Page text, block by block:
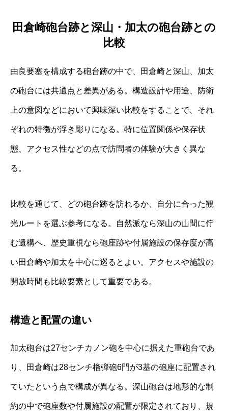
田倉崎砲台跡と深山・加太の砲台跡との
比較
由良要塞を構成する砲台跡の中で、田倉崎と深山、加太
の砲台には共通点と差異がある。構造設計や用途、防衛
上の意図などにおいて興味深い比較をすることで、それ
ぞれの特徴が浮き彫りになる。特に位置関係や保存状
態、アクセス性などの点で訪問者の体験が大きく異な
る。
比較を通じて、どの砲台跡を訪れるか、自分に合った観
光ルートを選ぶ参考になる。自然派なら深山の山間に佇
む遺構へ、歴史重視なら砲座跡や付属施設の保存度が高
い田倉崎や加太を中心に巡るとよい。アクセスや施設の
開放時間も比較要素として重要である。
構造と配置の違い
加太砲台は27センチカノン砲を中心に据えた重砲台であ
り、田倉崎は28センチ榴弾砲6門が3基の砲座に配置され
ていたという点で構成が異なる。深山砲台は地形的な制
約の中で砲座数や付属施設の配置が限定されており、規